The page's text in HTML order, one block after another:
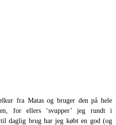
fra Matas og bruger den på hele
for ellers ‘svupper’ jeg rundt i
til daglig brug har jeg købt en god (og